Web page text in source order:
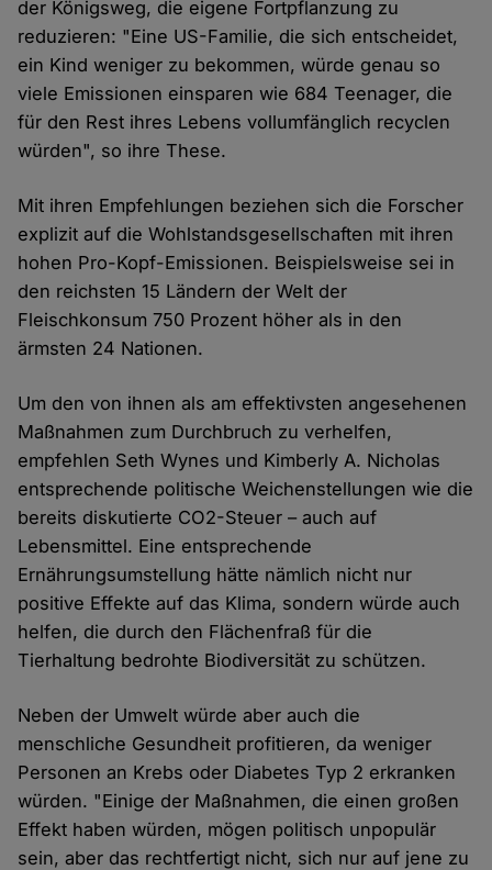
der Königsweg, die eigene Fortpflanzung zu
reduzieren: "Eine US-Familie, die sich entscheidet,
ein Kind weniger zu bekommen, würde genau so
viele Emissionen einsparen wie 684 Teenager, die
für den Rest ihres Lebens vollumfänglich recyclen
würden", so ihre These.
Mit ihren Empfehlungen beziehen sich die Forscher
explizit auf die Wohlstandsgesellschaften mit ihren
hohen Pro-Kopf-Emissionen. Beispielsweise sei in
den reichsten 15 Ländern der Welt der
Fleischkonsum 750 Prozent höher als in den
ärmsten 24 Nationen.
Um den von ihnen als am effektivsten angesehenen
Maßnahmen zum Durchbruch zu verhelfen,
empfehlen Seth Wynes und Kimberly A. Nicholas
entsprechende politische Weichenstellungen wie die
bereits diskutierte CO2-Steuer – auch auf
Lebensmittel. Eine entsprechende
Ernährungsumstellung hätte nämlich nicht nur
positive Effekte auf das Klima, sondern würde auch
helfen, die durch den Flächenfraß für die
Tierhaltung bedrohte Biodiversität zu schützen.
Neben der Umwelt würde aber auch die
menschliche Gesundheit profitieren, da weniger
Personen an Krebs oder Diabetes Typ 2 erkranken
würden. "Einige der Maßnahmen, die einen großen
Effekt haben würden, mögen politisch unpopulär
sein, aber das rechtfertigt nicht, sich nur auf jene zu